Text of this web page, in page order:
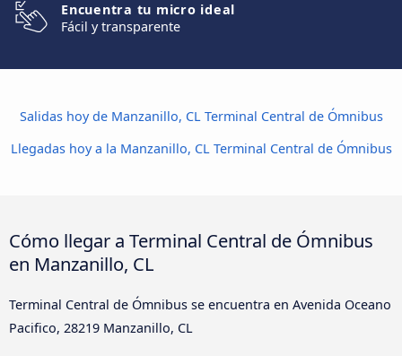
Encuentra tu micro ideal
Fácil y transparente
Salidas hoy de Manzanillo, CL Terminal Central de Ómnibus
Llegadas hoy a la Manzanillo, CL Terminal Central de Ómnibus
Cómo llegar a Terminal Central de Ómnibus
en Manzanillo, CL
Terminal Central de Ómnibus se encuentra en Avenida Oceano
Pacifico, 28219 Manzanillo, CL